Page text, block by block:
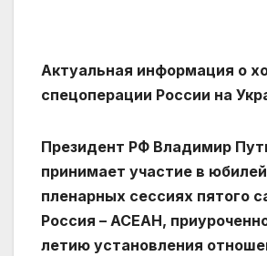
Актуальная информация о
спецоперации России на
Президент РФ Владимир
принимает участие в
пленарных сессиях пятого
Россия – АСЕАН,
летию установления